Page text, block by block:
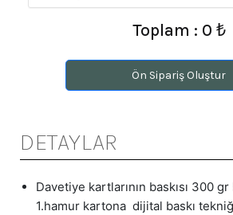
Toplam : 0 ₺
Ön Sipariş Oluştur
DETAYLAR
Davetiye kartlarının baskısı 300 gr
1.hamur kartona dijital baskı